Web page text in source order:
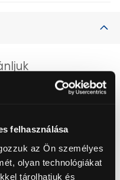
felhasználása
az Ön személyes
olyan technológiákat
tárolhatjuk és